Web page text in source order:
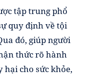
tập trung phổ
quy định về tội
đó, giúp người
thức rõ hành
hại cho sức khỏe,